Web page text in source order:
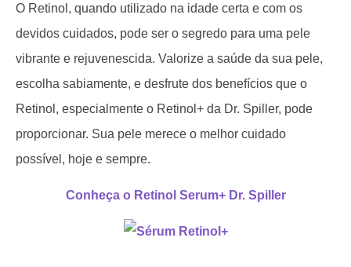
O Retinol, quando utilizado na idade certa e com os
devidos cuidados, pode ser o segredo para uma pele
vibrante e rejuvenescida. Valorize a saúde da sua pele,
escolha sabiamente, e desfrute dos benefícios que o
Retinol, especialmente o Retinol+ da Dr. Spiller, pode
proporcionar. Sua pele merece o melhor cuidado
possível, hoje e sempre.
Conheça o Retinol Serum+ Dr. Spiller